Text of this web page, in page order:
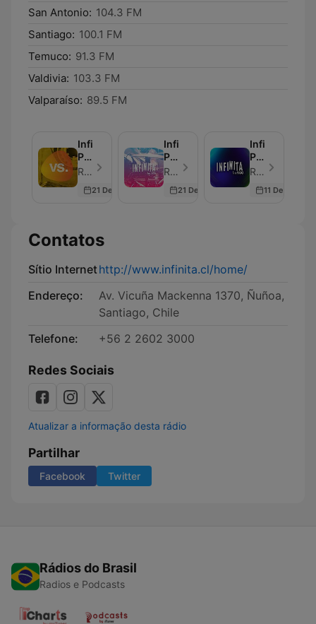
San Antonio: 104.3 FM
Santiago: 100.1 FM
Temuco: 91.3 FM
Valdivia: 103.3 FM
Valparaíso: 89.5 FM
Infinita
Podcast
(Humor)
Radio Infinita - Episódio 170
21 Dec 2022
Infinita
Podcast
(Crecimiento
Personal)
Radio Infinita - Episódio 600
21 Dec 2022
Infinita
Podcast
(Opinión
Análisis)
Radio Infinita - Episódio 600
11 Dec 2022
Contatos
Sítio Internethttp://www.infinita.cl/home/
Endereço:
Av. Vicuña Mackenna 1370, Ñuñoa,
Santiago, Chile
Telefone:
+56 2 2602 3000
Redes Sociais
Atualizar a informação desta rádio
Partilhar
Facebook Twitter
Rádios do Brasil
Radios e Podcasts